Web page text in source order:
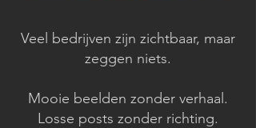
Veel bedrijven zijn zichtbaar, maar
zeggen niets.
Mooie beelden zonder verhaal.
Losse posts zonder richting.